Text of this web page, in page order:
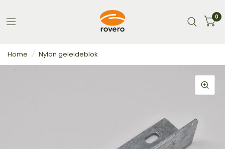
0
Home / Nylon geleideblok